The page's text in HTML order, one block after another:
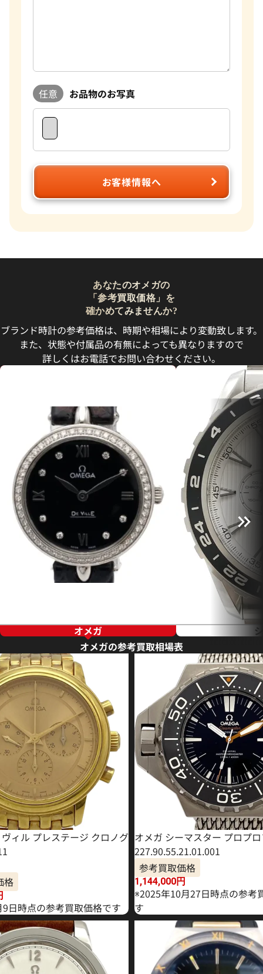
任意 お品物のお写真
お客様情報へ
あなたのオメガの
「参考買取価格」を
確かめてみませんか?
ブランド時計の参考価格は、時期や相場により変動致します。
また、状態や付属品の有無によっても異なりますので
詳しくはお電話でお問い合わせください。
オメガ
オメガの参考買取相場表
ィル プレステージ クロノグ
格
日時点の参考買取価格です
オメガ シーマスター プロプ
227.90.55.21.01.001
参考買取価格
1,144,000円
※2025年10月27日時点の参考
す